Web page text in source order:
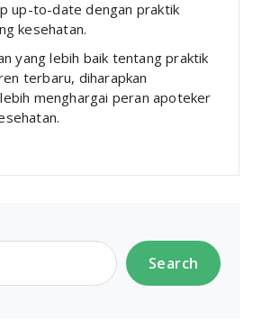
up-to-date dengan praktik
kesehatan.
yang lebih baik tentang praktik
terbaru, diharapkan
menghargai peran apoteker
Search